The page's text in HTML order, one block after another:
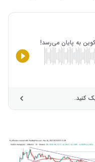
کنید.